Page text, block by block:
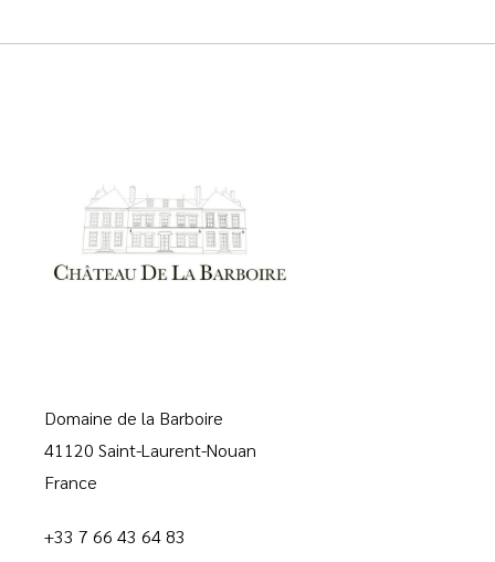
Domaine de la Barboire
41120 Saint-Laurent-Nouan
France
+33 7 66 43 64 83